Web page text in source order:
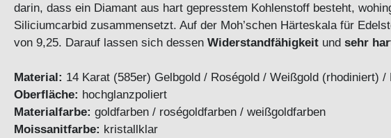
darin, dass ein Diamant aus hart gepresstem Kohlenstoff besteht,
Siliciumcarbid zusammensetzt. Auf der Moh’schen Härteskala für
von 9,25. Darauf lassen sich dessen Widerstandfähigkeit und sehr
Material: 14 Karat (585er) Gelbgold / Roségold / Weißgold (rhodiniert) /
Oberfläche: hochglanzpoliert
Materialfarbe: goldfarben / roségoldfarben / weißgoldfarben
Moissanitfarbe: kristallklar